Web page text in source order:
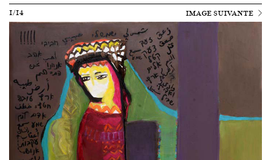
1/14
IMAGE SUIVANTE